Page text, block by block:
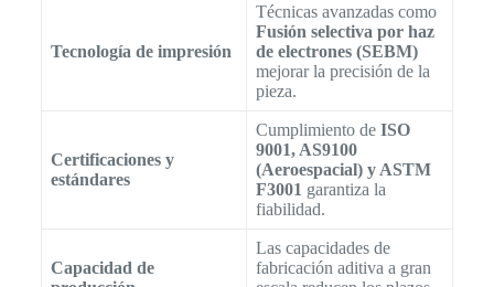
Tecnología de impresión
Técnicas avanzadas como
Fusión selectiva por haz
de electrones (SEBM)
mejorar la precisión de la
pieza.
Certificaciones y
estándares
Cumplimiento de ISO
9001, AS9100
(Aeroespacial) y ASTM
F3001 garantiza la
fiabilidad.
Capacidad de
Las capacidades de
fabricación aditiva a gran